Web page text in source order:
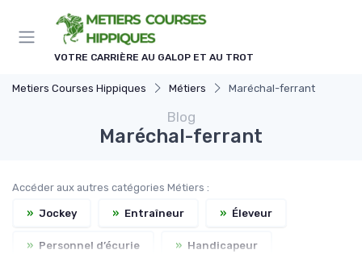
VOTRE CARRIÈRE AU GALOP ET AU TROT
Metiers Courses Hippiques Métiers Maréchal-ferrant
Blog
Maréchal-ferrant
Accéder aux autres catégories Métiers :
» Jockey » Entraîneur » Éleveur
» Personnel d’écurie » Handicapeur
Panneau de gestion des cookies